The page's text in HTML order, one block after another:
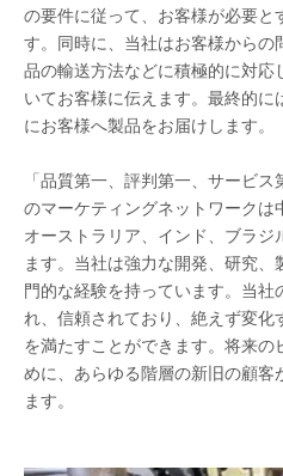
の要件に従って、お客様が必要と
す。同時に、当社はお客様から
品の輸送方法などに積極的に対
いてお客様に伝えます。最終的
にお客様へ製品をお届けします。
「品質第一、評判第一、サービ
のマーケティングネットワークは
オーストラリア、インド、ブラ
ます。当社は強力な開発、研究
門的な経験を持っています。当社
れ、信頼されており、絶えず変
を満たすことができます。将来
めに、あらゆる階層の新旧の顧客
ます。